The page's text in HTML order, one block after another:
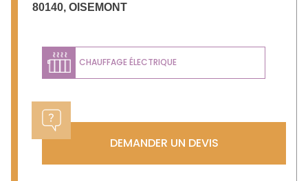
80140, OISEMONT
CHAUFFAGE ÉLECTRIQUE
DEMANDER UN DEVIS